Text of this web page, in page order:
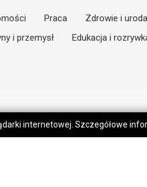
Praca Zdrowie i uroda
i przemysł Edukacja i
internetowej. Szczegółowe